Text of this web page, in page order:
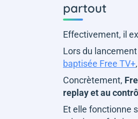
partout
Effectivement, il
Lors du
baptisée Free TV+,
Concrètement,
replay et au
Et elle fonctionne